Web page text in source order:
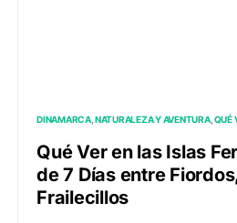
DINAMARCA NATURALEZA Y AVENTURA QUÉ
Qué Ver en las Islas
de 7 Días entre
Frailecillos